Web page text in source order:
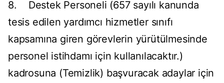
8. Destek Personeli (657 sayılı kanunda
tesis edilen yardımcı hizmetler sınıfı
kapsamına giren görevlerin yürütülmesinde
personel istihdamı için kullanılacaktır.)
kadrosuna (Temizlik) başvuracak adaylar için